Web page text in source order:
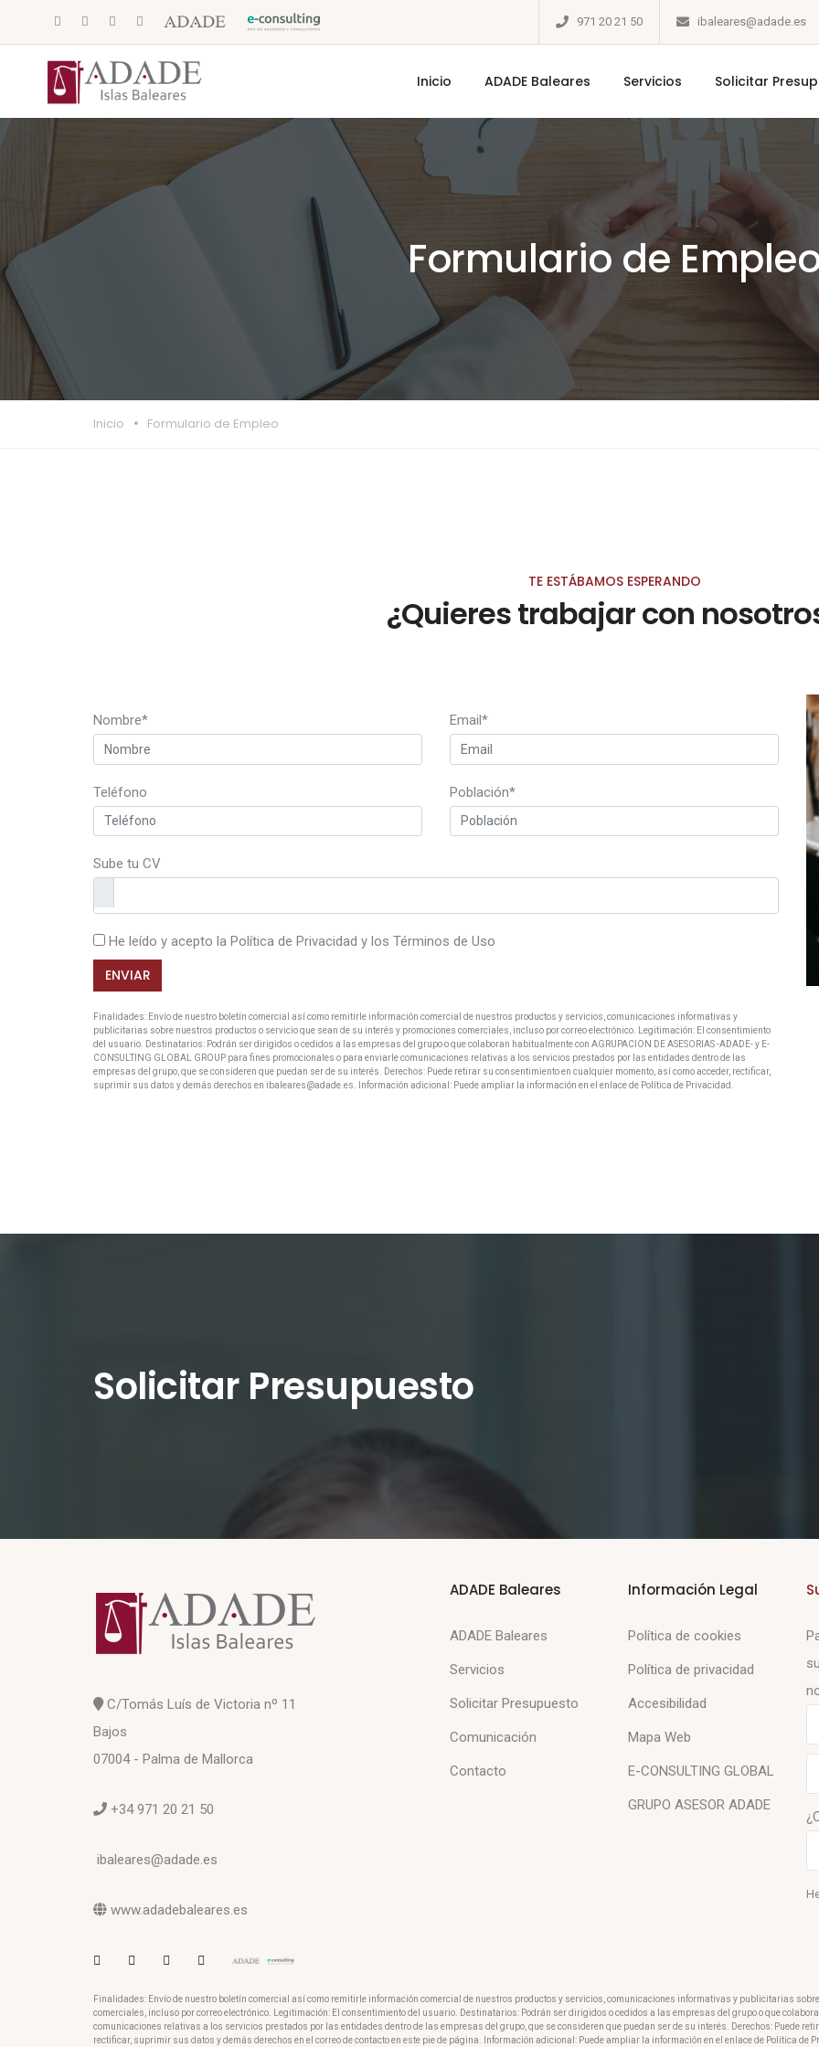
971 20 21 50 ibaleares@adade.es
Inicio ADADE Baleares Servicios Solicitar
Formulario de
Inicio Formulario de Empleo
TE ESTÁBAMOS ESPERANDO
¿Quieres trabajar con
Nombre* Email*
Teléfono Población*
Sube tu CV
He leído y acepto la Política de Privacidad y los Términos de Uso
ENVIAR
Finalidades: Envío de nuestro boletín comercial así como remitirle información comercial de nuestros productos y servicios, comunicaciones informativas y
publicitarias sobre nuestros productos o servicio que sean de su interés y promociones comerciales, incluso por correo electrónico. Legitimación: El consentimiento
del usuario. Destinatarios: Podrán ser dirigidos o cedidos a las empresas del grupo o que colaboran habitualmente con AGRUPACION DE ASESORIAS -ADADE- y E-
CONSULTING GLOBAL GROUP para fines promocionales o para enviarle comunicaciones relativas a los servicios prestados por las entidades dentro de las
empresas del grupo, que se consideren que puedan ser de su interés. Derechos: Puede retirar su consentimiento en cualquier momento, así como acceder, rectificar,
suprimir sus datos y demás derechos en ibaleares@adade.es. Información adicional: Puede ampliar la información en el enlace de Política de Privacidad.
Solicitar Presupuesto
C/Tomás Luís de Victoria nº 11
Bajos
07004 - Palma de Mallorca
+34 971 20 21 50
ibaleares@adade.es
www.adadebaleares.es
ADADE Baleares
ADADE Baleares
Servicios
Solicitar Presupuesto
Comunicación
Contacto
Información Legal
Política de cookies
Política de privacidad
Accesibilidad
Mapa Web
E-CONSULTING GLOBAL
GRUPO ASESOR ADADE
Finalidades: Envío de nuestro boletín comercial así como remitirle información comercial de nuestros productos y servicios, comunicaciones informativas y publicitarias
comerciales, incluso por correo electrónico. Legitimación: El consentimiento del usuario. Destinatarios: Podrán ser dirigidos o cedidos a las empresas del grupo o que
comunicaciones relativas a los servicios prestados por las entidades dentro de las empresas del grupo, que se consideren que puedan ser de su interés. Derechos: Puede
rectificar, suprimir sus datos y demás derechos en el correo de contacto en este pie de página. Información adicional: Puede ampliar la información en el enlace de Política de